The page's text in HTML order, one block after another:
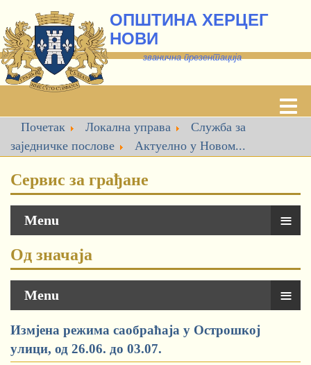
ОПШТИНА ХЕРЦЕГ
НОВИ
званична презентација
Почетак Локална управа
Служба за
заједничке послове
Актуелно у Новом...
Сервис за грађане
Menu ≡
Од значаја
Menu ≡
Измјена режима саобраћаја у Острошкој
улици, од 26.06. до 03.07.